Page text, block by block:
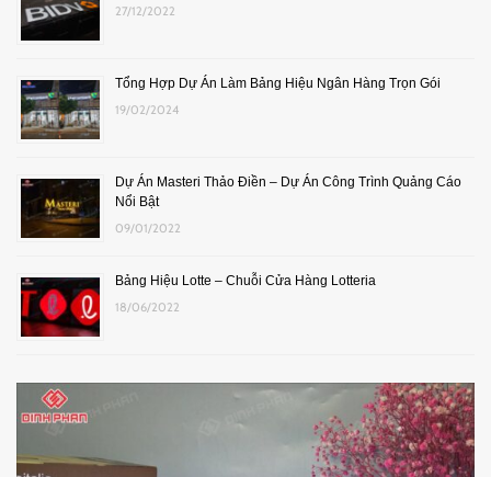
27/12/2022
Tổng Hợp Dự Án Làm Bảng Hiệu Ngân Hàng Trọn Gói
19/02/2024
Dự Án Masteri Thảo Điền – Dự Án Công Trình Quảng Cáo
Nổi Bật
09/01/2022
Bảng Hiệu Lotte – Chuỗi Cửa Hàng Lotteria
18/06/2022